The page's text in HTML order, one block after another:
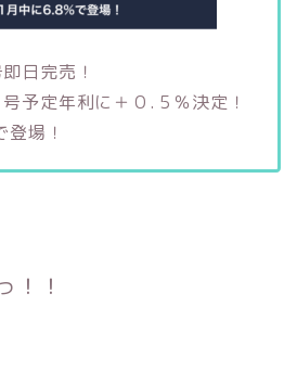
日完売！
予定年利に＋０.５％決定！
場！
！！